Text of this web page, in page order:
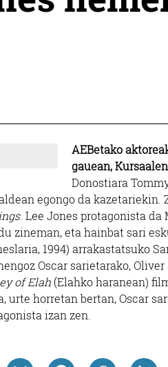
AEBetako
gauean, Kursaalen
Donostiara
egongo da
. Lee Jones protagonista da
zineman, eta hainbat sari
1994) arrakastatsuko
Oscar sarietarako,
of Elah(Elahko haranean)
urte horretan bertan, Oscar
izan zen.